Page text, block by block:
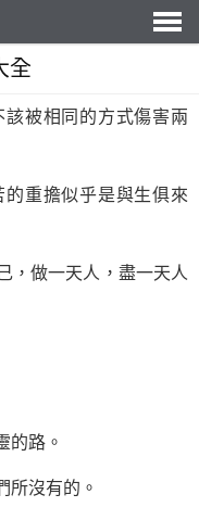
導
航
全
被相同的方式傷害兩
重擔似乎是與生俱來
，做一天人，盡一天人
的路。
所沒有的。